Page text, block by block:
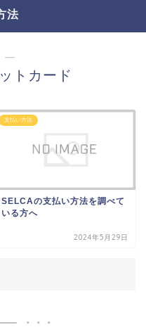
法
―
トカード
支払い方法
SELCAの支払い方法を調べて
いる方へ
2024年5月29日